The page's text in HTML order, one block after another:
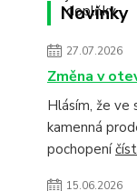
Novinky
27.07.2026
Změna v
Hlásím, že ve
kamenná
pochopení
15.06.2026